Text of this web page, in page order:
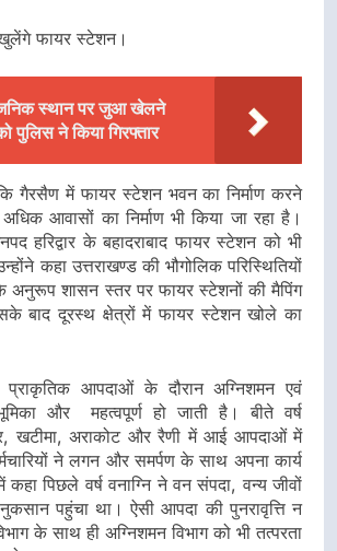
खुलेंगे फायर स्टेशन।
स्थान पर जुआ खेलने
पुलिस ने किया गिरफ्तार
गैरसैण में फायर स्टेशन भवन का निर्माण करने
आवासों का निर्माण भी किया जा रहा है।
हरिद्वार के बहादराबाद फायर स्टेशन को भी
कहा उत्तराखण्ड की भौगोलिक परिस्थितियों
शासन स्तर पर फायर स्टेशनों की मैपिंग
बाद दूरस्थ क्षेत्रों में फायर स्टेशन खोले का
प्राकृतिक आपदाओं के दौरान अग्निशमन एवं
और महत्वपूर्ण हो जाती है। बीते वर्ष
खटीमा, अराकोट और रैणी में आई आपदाओं में
ने लगन और समर्पण के साथ अपना कार्य
पिछले वर्ष वनाग्नि ने वन संपदा, वन्य जीवों
पहुंचा था। ऐसी आपदा की पुनरावृत्ति न
के साथ ही अग्निशमन विभाग को भी तत्परता